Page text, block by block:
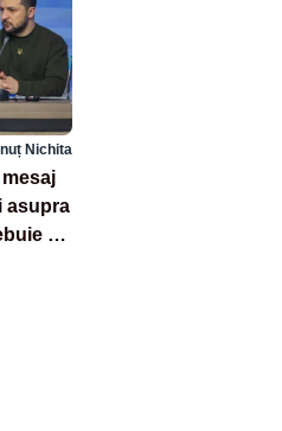
Nichita
asupra
să